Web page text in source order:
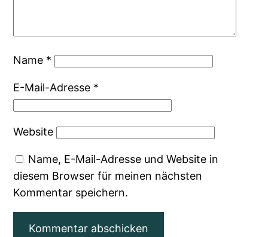
Name *
E-Mail-Adresse *
Website
Name, E-Mail-Adresse und Website in
diesem Browser für meinen nächsten
Kommentar speichern.